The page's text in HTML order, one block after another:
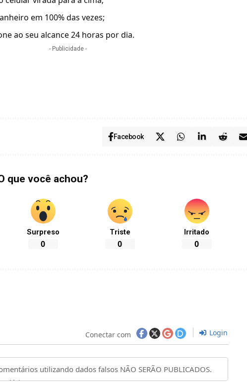
em 100% das vezes;
ao seu alcance 24 horas por dia.
- Publicidade -
Facebook
que você achou?
Surpreso
0
Triste
0
Irritado
0
Conectar com Login